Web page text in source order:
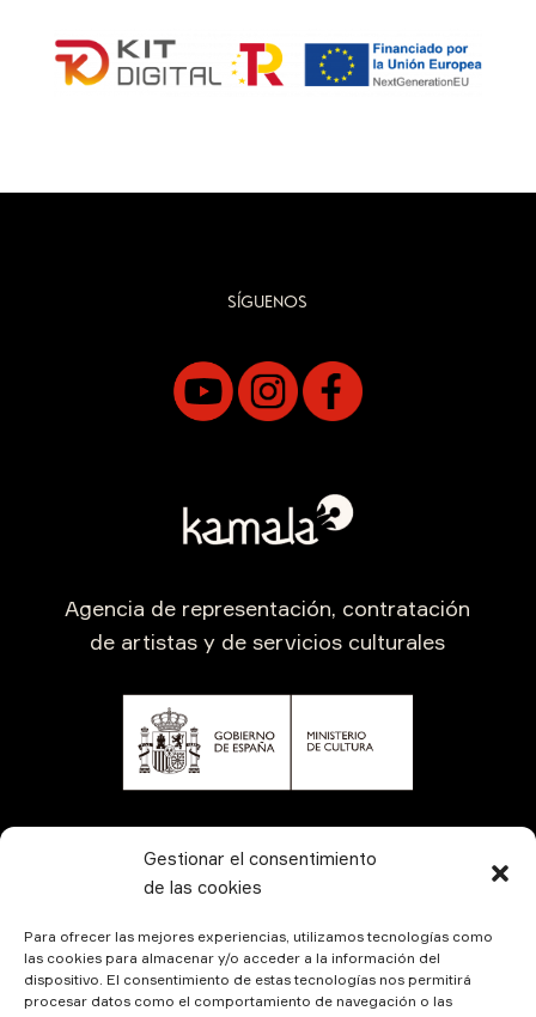
Gestionar el consentimiento
de las cookies
Para ofrecer las mejores experiencias, utilizamos tecnologías como
las cookies para almacenar y/o acceder a la información del
dispositivo. El consentimiento de estas tecnologías nos permitirá
procesar datos como el comportamiento de navegación o las
SÍGUENOS
Agencia de representación, contratación
de artistas y de servicios culturales